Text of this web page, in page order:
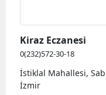
Kiraz Eczanesi
0(232)572-30-18
İstiklal Mahallesi,
İzmir